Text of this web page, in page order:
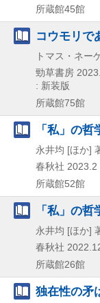
所蔵館45館
コウモリで
トマス・ネー
勁草書房
: 新装版
所蔵館75館
「私」の
永井均 [ほか]
春秋社 2023.2
所蔵館52館
「私」の
永井均 [ほか]
春秋社
所蔵館26館
独在性の矛